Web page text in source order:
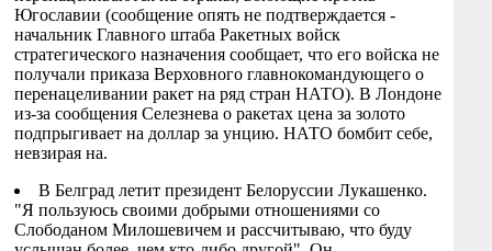
Югославии (сообщение опять не подтверждается -
начальник Главного штаба Ракетных войск
стратегического назначения сообщает, что его войска не
получали приказа Верховного главнокомандующего о
перенацеливании ракет на ряд стран НАТО). В Лондоне
из-за сообщения Селезнева о ракетах цена за золото
подпрыгивает на доллар за унцию. НАТО бомбит себе,
невзирая на.
В Белград летит президент Белоруссии Лукашенко.
"Я пользуюсь своими добрыми отношениями со
Слободаном Милошевичем и рассчитываю, что буду